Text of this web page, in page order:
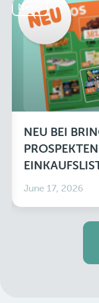
News
NEU BEI
June 17, 2026